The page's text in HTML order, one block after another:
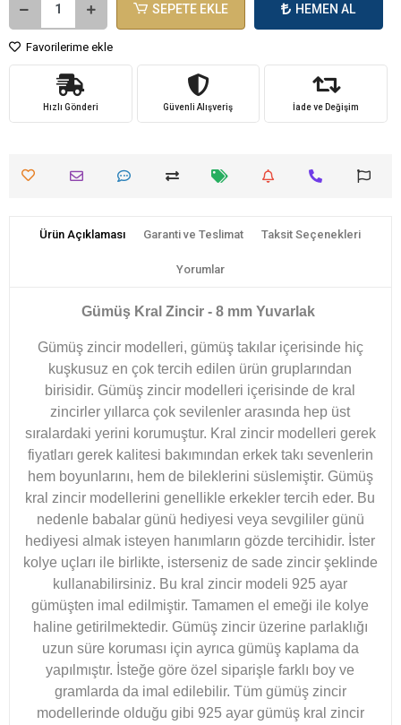
SEPETE EKLE HEMEN AL
Favorilerime ekle
Hızlı Gönderi Güvenli Alışveriş İade ve Değişim
Ürün Açıklaması Garanti ve Teslimat Taksit Seçenekleri
Yorumlar
Gümüş Kral Zincir - 8 mm Yuvarlak
Gümüş zincir modelleri, gümüş takılar içerisinde hiç
kuşkusuz en çok tercih edilen ürün gruplarından
birisidir. Gümüş zincir modelleri içerisinde de kral
zincirler yıllarca çok sevilenler arasında hep üst
sıralardaki yerini korumuştur. Kral zincir modelleri gerek
fiyatları gerek kalitesi bakımından erkek takı sevenlerin
hem boyunlarını, hem de bileklerini süslemiştir. Gümüş
kral zincir modellerini genellikle erkekler tercih eder. Bu
nedenle babalar günü hediyesi veya sevgililer günü
hediyesi almak isteyen hanımların gözde tercihidir. İster
kolye uçları ile birlikte, isterseniz de sade zincir şeklinde
kullanabilirsiniz. Bu kral zincir modeli 925 ayar
gümüşten imal edilmiştir. Tamamen el emeği ile kolye
haline getirilmektedir. Gümüş zincir üzerine parlaklığı
uzun süre koruması için ayrıca gümüş kaplama da
yapılmıştır. İsteğe göre özel siparişle farklı boy ve
gramlarda da imal edilebilir. Tüm gümüş zincir
modellerinde olduğu gibi 925 ayar gümüş kral zincir